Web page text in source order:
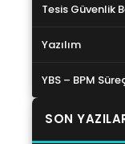
Tesis Güvenlik
Yazılım
YBS – BPM
SON